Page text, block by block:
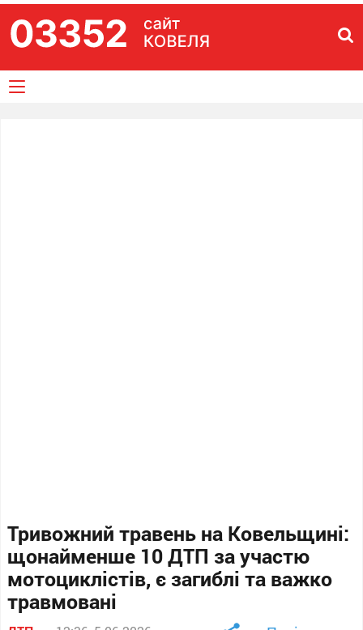
Тривожний травень на Ковельщині:
щонайменше 10 ДТП за участю
мотоциклістів, є загиблі та важко
травмовані